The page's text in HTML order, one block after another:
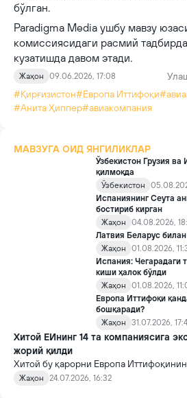
бўлган.
Paradigma Media ушбу мавзу
комиссиясидаги расмий
кузатишда давом этади.
Жаҳон 09.06.2026, 17:08
#Қирғизистон#Европа Иттифоқи
#Анита Ҳиппер#авиакомпания
МАВЗУГА ОИД ЯНГИЛИКЛАР
Ўзбекистон Грузия
қилмоқда
Ўзбекистон
Испаниянинг Сеута
бостириб кирган
Жаҳон
04.08.2026,
Латвия Беларус
Жаҳон
01.08.2026,
Испания: Чегарадаги
киши ҳалок бўлди
Жаҳон
01.08.2026,
Европа Иттифоқи
бошқаради?
Жаҳон
31.07.2026,
Хитой ЕИнинг 14 та компаниясига
жорий қилди
Хитой бу қарорни Европа
санкциялари доирасида 14 та хитойлик
Жаҳон 24.07.2026, 16:32